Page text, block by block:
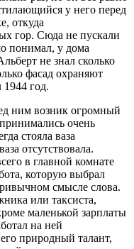
у него перед
откуда
гор. Сюда не пускали
понимал, у дома
не знал сколько
фасад охраняют
1944 год.
ним возник огромный
очень
стояла ваза
отсутствовала.
в главной комнате
которую выбрал
смысле слова.
или таксиста,
маленькой зарплаты
на ней
природный талант,